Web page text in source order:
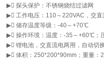
▶ 探头保护：不锈钢烧结过滤网
▶ 工作电压：110～220VAC，交直
▶ 储存温度等级：-40～+70℃
▶ 操作环境：温度：-35～+60℃；
▶ 锂电池，交直流电两用，自动切
▶ 体积：250*200*90mm；重量：